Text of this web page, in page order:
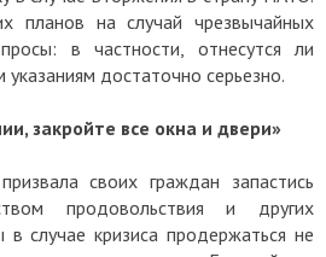
планов на случай чрезвычайных
в частности, отнесутся ли
указаниям достаточно серьезно.
закройте все окна и двери»
своих граждан запастись
продовольствия и других
случае кризиса продержаться не